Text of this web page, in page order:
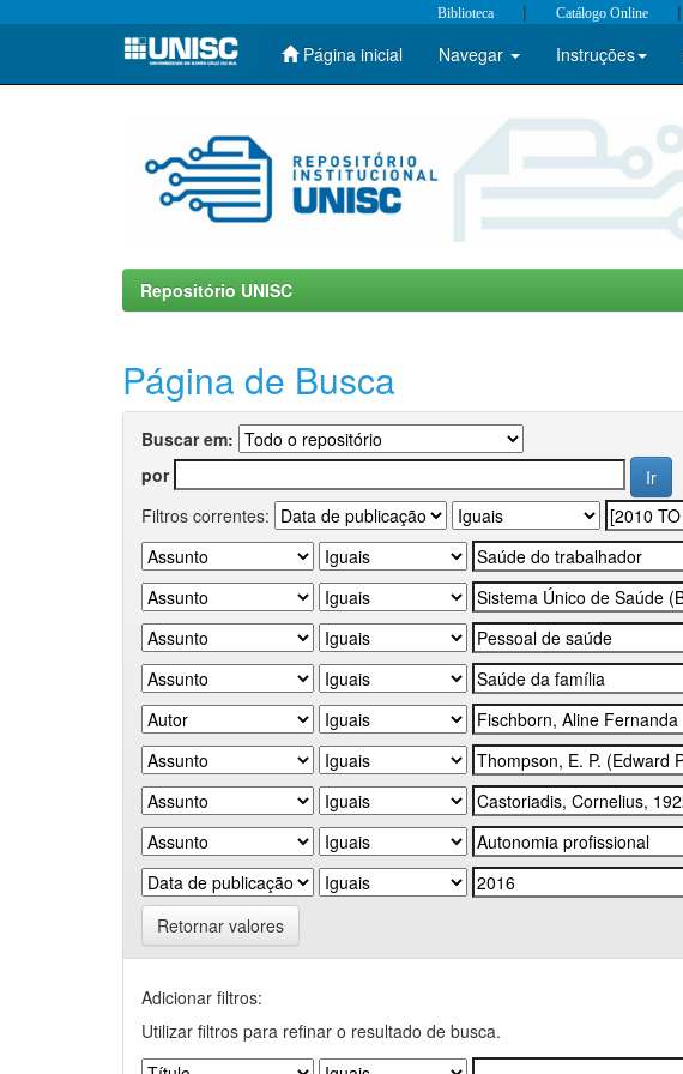
Skip
Biblioteca | Catálogo Online |
Página inicial Navegar Instruções
Repositório UNISC
Página de Busca
Buscar em:
por
Filtros correntes:
Retornar valores
Adicionar filtros:
Utilizar filtros para refinar o resultado de busca.